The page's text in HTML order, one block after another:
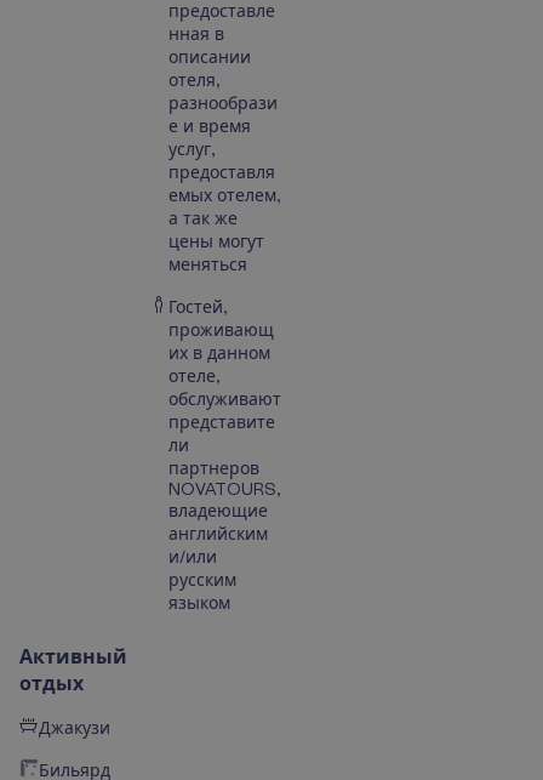
предоставле
нная в
описании
отеля,
разнообрази
е и время
услуг,
предоставля
емых отелем,
а так же
цены могут
меняться
Гостей,
проживающ
их в данном
отеле,
обслуживают
представите
ли
партнеров
NOVATOURS,
владеющие
английским
и/или
русским
языком
Активный
отдых
Джакузи
Бильярд